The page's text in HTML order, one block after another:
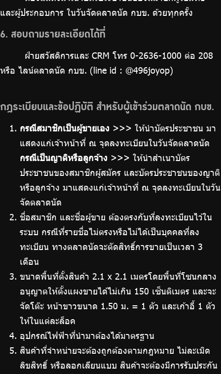
และผู้ประกอบการ ในวันจัดตลาดนัด กบข. ด้วยทุกครั้ง
6. สอบถามรายละเอียดได้ที่
ฝ่ายสวัสดิการและ CRM โทร 0-2636-1000 ต่อ 208
หรือ ไลน์ตลาดนัด กบข. (line id : @496joyop)
กฎระเบียบและข้อปฏิบัติ สำหรับผู้เข้าร่วมตลาดนัด กบข.
กรณีสมาชิกเป็นผู้ขายเอง >>> ให้นำบัตรประชาชน มา
แสดงแก่เจ้าหน้าที่ ณ จุดลงทะเบียนในวันจัดตลาดนัด
กรณีเป็นญาติหรือลูกจ้าง >>> ให้นำสำเนาบัตร
ประชาชนของสมาชิกผู้สมัคร และบัตรประชาชนของญาติ
หรือลูกจ้าง มาแสดงแก่เจ้าหน้าที่ ณ จุดลงทะเบียนในวัน
จัดตลาดนัด
ชื่อสมาชิก และชื่อผู้ขาย ต้องตรงกับที่ลงทะเบียนไว้ใน
ระบบ กรณีที่รายชื่อไม่ตรงหรือไม่ได้เป็นบุคคลที่ลง
ทะเบียน ทางตลาดนัดจะตัดสิทธิ์การขายเป็นเวลา 3
เดือน
ขนาดพื้นที่ตั้งสินค้า 2.1 x 2.1 เมตรโดยพื้นที่โซนกลาง
อนุญาตให้ตั้งแผงขายได้ไม่เกิน 150 เซ็นติเมตร และจะ
จัดโต๊ะ หน้าขาวขนาด 1.50 ม. = 1 ตัว และเก้าอี้ 1 ตัว
ให้ในแต่ละล็อค
อุปกรณ์ไฟฟ้าที่นำมาต้องได้มาตรฐาน
สินค้าที่จำหน่ายจะต้องถูกต้องตามกฎหมาย ไม่ละเมิด
ลิขสิทธิ์ หรือลอกเลียนแบบ สินค้าจะต้องมีการรับประกัน